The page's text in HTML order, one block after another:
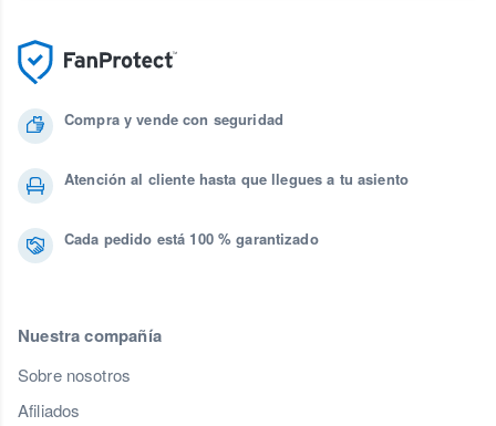
Compra y vende con seguridad
Atención al cliente hasta que llegues a tu asiento
Cada pedido está 100 % garantizado
Nuestra compañía
Sobre nosotros
Afiliados